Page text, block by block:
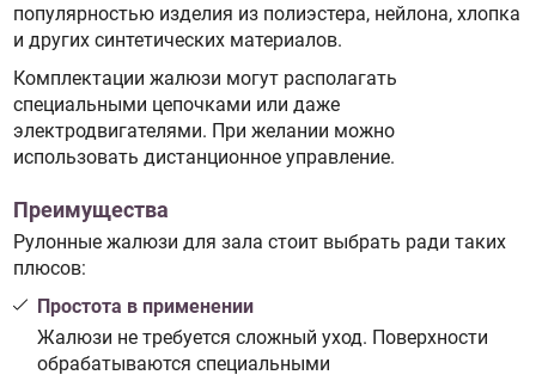
популярностью изделия из полиэстера, нейлона, хлопка
и других синтетических материалов.
Комплектации жалюзи могут располагать
специальными цепочками или даже
электродвигателями. При желании можно
использовать дистанционное управление.
Преимущества
Рулонные жалюзи для зала стоит выбрать ради таких
плюсов:
Простота в применении
Жалюзи не требуется сложный уход. Поверхности
обрабатываются специальными